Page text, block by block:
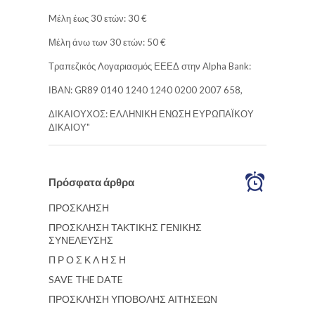
Mέλη έως 30 ετών: 30 €
Μέλη άνω των 30 ετών: 50 €
Τραπεζικός Λογαριασμός ΕΕΕΔ στην Alpha Bank:
ΙΒΑΝ: GR89 0140 1240 1240 0200 2007 658,
ΔΙΚΑΙΟΥΧΟΣ: ΕΛΛΗΝΙΚΗ ΕΝΩΣΗ ΕΥΡΩΠΑΪΚΟΥ
ΔΙΚΑΙΟΥ"
Πρόσφατα άρθρα
ΠΡΟΣΚΛΗΣΗ
ΠΡΟΣΚΛΗΣΗ ΤΑΚΤΙΚΗΣ ΓΕΝΙΚΗΣ
ΣΥΝΕΛΕΥΣΗΣ
Π Ρ Ο Σ Κ Λ Η Σ Η
SAVE THE DATE
ΠΡΟΣΚΛΗΣΗ ΥΠΟΒΟΛΗΣ ΑΙΤΗΣΕΩΝ